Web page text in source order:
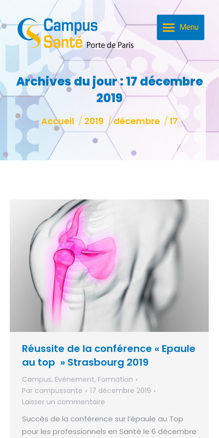
Menu
Archives du jour :17 décembre
2019
Vous êtes ici :
Accueil 2019 décembre 17
Réussite de la conférence « Epaule
au top » Strasbourg 2019
Campus, Evénement, Formation
Par campussante
17 décembre 2019
Laisser un commentaire
Succès de la conférence sur l’épaule au Top
pour les professionnels en Santé le 6 décembre